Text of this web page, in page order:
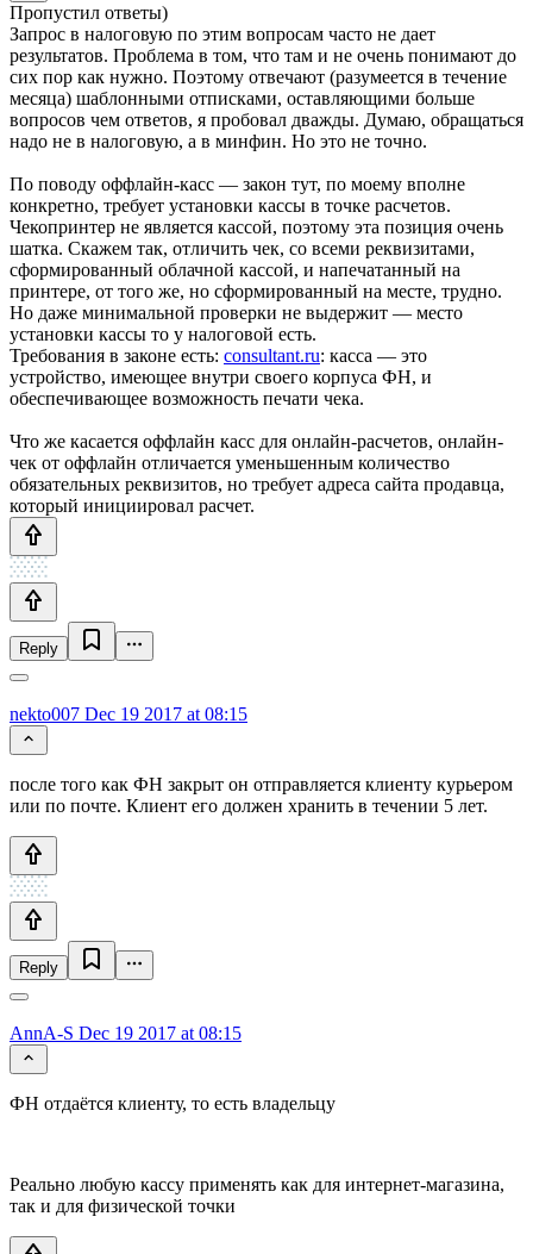
Пропустил ответы)
Запрос в налоговую по этим вопросам часто не дает
результатов. Проблема в том, что там и не очень понимают до
сих пор как нужно. Поэтому отвечают (разумеется в течение
месяца) шаблонными отписками, оставляющими больше
вопросов чем ответов, я пробовал дважды. Думаю, обращаться
надо не в налоговую, а в минфин. Но это не точно.
По поводу оффлайн-касс — закон тут, по моему вполне
конкретно, требует установки кассы в точке расчетов.
Чекопринтер не является кассой, поэтому эта позиция очень
шатка. Скажем так, отличить чек, со всеми реквизитами,
сформированный облачной кассой, и напечатанный на
принтере, от того же, но сформированный на месте, трудно.
Но даже минимальной проверки не выдержит — место
установки кассы то у налоговой есть.
Требования в законе есть: consultant.ru: касса — это
устройство, имеющее внутри своего корпуса ФН, и
обеспечивающее возможность печати чека.
Что же касается оффлайн касс для онлайн-расчетов, онлайн-
чек от оффлайн отличается уменьшенным количество
обязательных реквизитов, но требует адреса сайта продавца,
который инициировал расчет.
Reply
nekto007 Dec 19 2017 at 08:15
после того как ФН закрыт он отправляется клиенту курьером
или по почте. Клиент его должен хранить в течении 5 лет.
Reply
AnnA-S Dec 19 2017 at 08:15
ФН отдаётся клиенту, то есть владельцу
Реально любую кассу применять как для интернет-магазина,
так и для физической точки